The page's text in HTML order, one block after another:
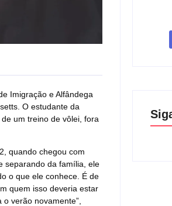
Imigração e Alfândega
O estudante da
um treino de vôlei, fora
quando chegou com
separando da família, ele
o que ele conhece. É de
quem isso deveria estar
verão novamente”,